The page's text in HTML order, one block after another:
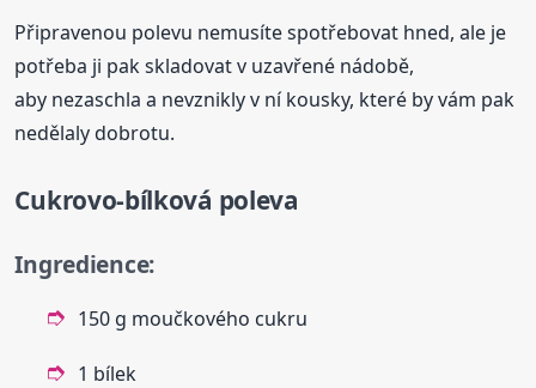
Připravenou polevu nemusíte spotřebovat hned, ale je
potřeba ji pak skladovat v uzavřené nádobě,
aby nezaschla a nevznikly v ní kousky, které by vám pak
nedělaly dobrotu.
Cukrovo-bílková poleva
Ingredience:
150 g moučkového cukru
1 bílek